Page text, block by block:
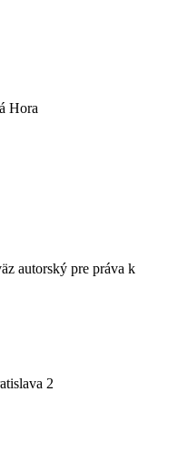
Hora
autorský pre práva k
2